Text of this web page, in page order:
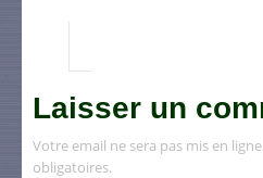
Laisser un
Votre email ne sera pas mis en
obligatoires.